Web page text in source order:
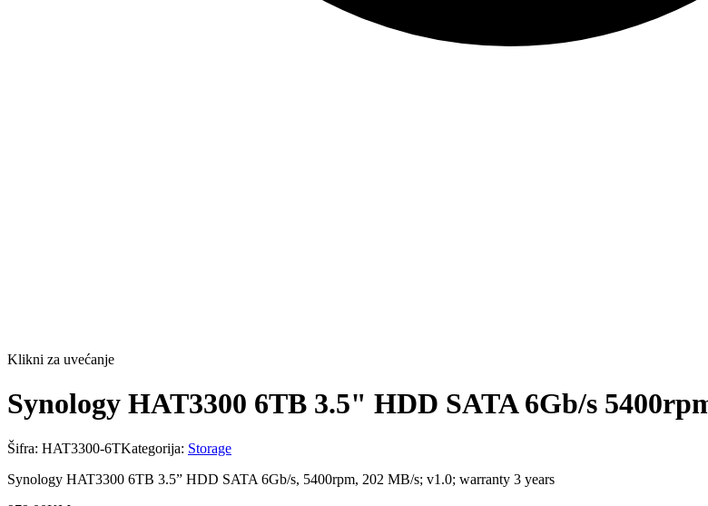
Klikni za uvećanje
Synology HAT3300 6TB 3.5" HDD SATA 6Gb/s
Šifra: HAT3300-6TKategorija: Storage
Synology HAT3300 6TB 3.5” HDD SATA 6Gb/s, 5400rpm, 202 MB/s; v1.0; warranty 3 years